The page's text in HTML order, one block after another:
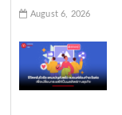
August 6, 2026